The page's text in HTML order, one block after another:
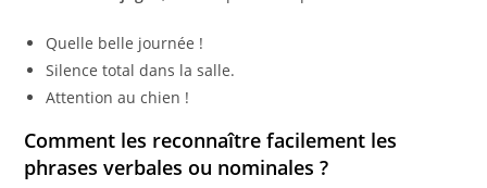
Quelle belle journée !
Silence total dans la salle.
Attention au chien !
Comment les reconnaître facilement les
phrases verbales ou nominales ?